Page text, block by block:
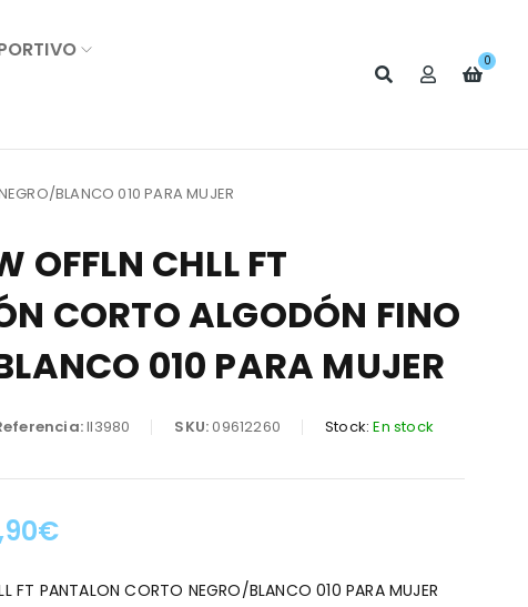
0
BLANCO 010 PARA MUJER
OFFLN CHLL FT
CORTO ALGODÓN FINO
010 PARA MUJER
II3980 SKU:09612260 Stock: En stock
EN:€
FT PANTALON CORTO NEGRO/BLANCO 010 PARA MUJER